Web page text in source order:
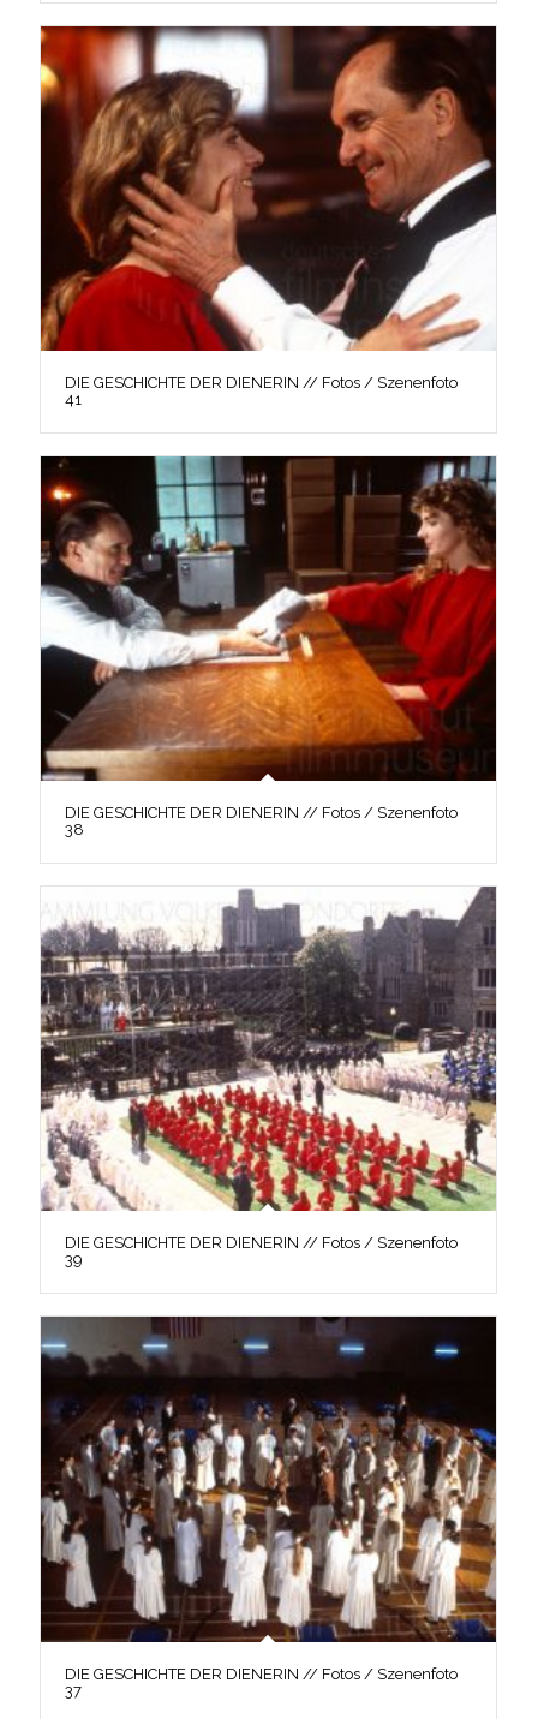
DIE GESCHICHTE DER DIENERIN // Fotos / Szenenfoto
41
DIE GESCHICHTE DER DIENERIN // Fotos / Szenenfoto
38
DIE GESCHICHTE DER DIENERIN // Fotos / Szenenfoto
39
DIE GESCHICHTE DER DIENERIN // Fotos / Szenenfoto
37